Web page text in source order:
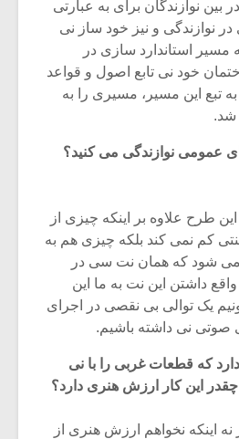
بین نوازندگان برای به عبارتی
در نوازندگی و نیز خود ساز نی
مسیر استاندارد سازی در
خود نی تابع اصول و قواعد
تبع این مسیر، مسیری را به
شد.
عمومی نوازندگی می کنید؟
این طرح علاوه بر اینکه چیزی از
کم نمی کند بلکه چیزی هم به
می شود که همان نت سی در
داشتن این نت به ما این
یک توالی بی نقصی در اجرای
نی داشته باشیم.
که قطعات غربی را با نی
چقدر این کار ارزش هنری دارد؟
نه اینکه نخواهم ارزش هنری از
بر موسیقی
«متری
توانی
باشی،
باش
دوره
برگزار